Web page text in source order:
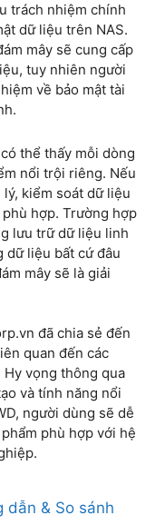
trách nhiệm chính
dữ liệu trên NAS.
mây sẽ cung cấp
tuy nhiên người
về bảo mật tài
thể thấy mỗi dòng
nổi trội riêng. Nếu
kiểm soát dữ liệu
hợp. Trường hợp
lưu trữ dữ liệu linh
dữ liệu bất cứ đâu
mây sẽ là giải
đã chia sẻ đến
quan đến các
vọng thông qua
và tính năng nổi
người dùng sẽ dễ
phù hợp với hệ
dẫn & So sánh